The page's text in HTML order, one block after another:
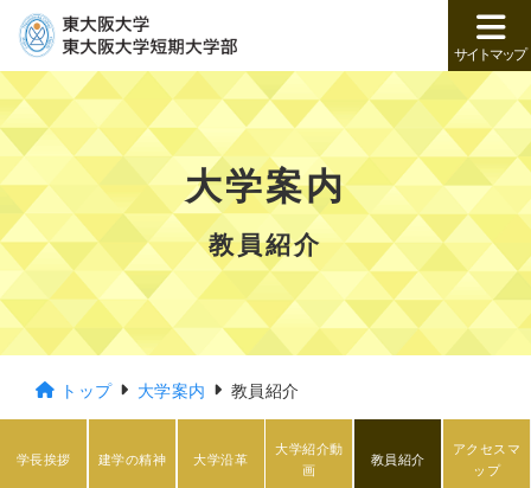
サイトマップ
大学案内
教員紹介
トップ 大学案内 教員紹介
学長挨拶 建学の精神 大学沿革
大学紹介動
画
教員紹介
アクセスマ
ップ